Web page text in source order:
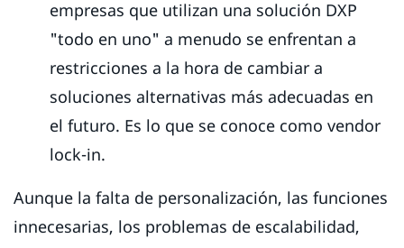
empresas que utilizan una solución DXP
"todo en uno" a menudo se enfrentan a
restricciones a la hora de cambiar a
soluciones alternativas más adecuadas en
el futuro. Es lo que se conoce como vendor
lock-in.
Aunque la falta de personalización, las funciones
innecesarias, los problemas de escalabilidad,